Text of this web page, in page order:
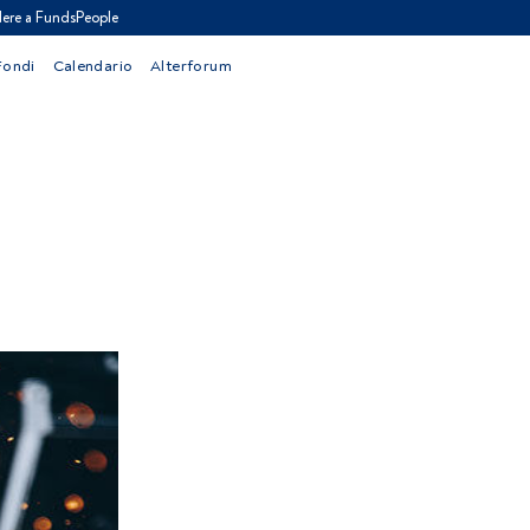
a FundsPeople
Calendario Alterforum